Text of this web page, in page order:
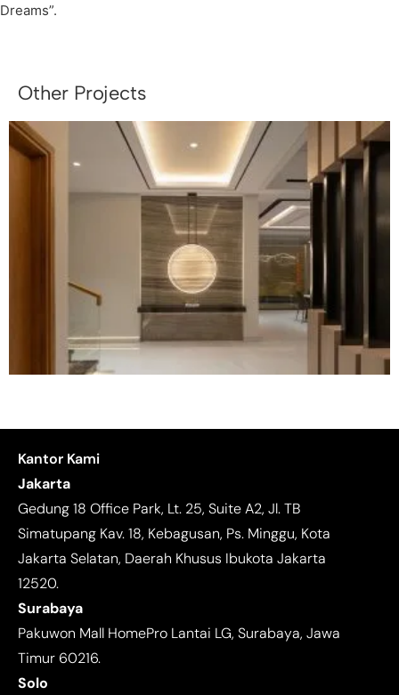
Dreams”.
Other Projects
Kantor Kami
Jakarta
Gedung 18 Office Park, Lt. 25, Suite A2, Jl. TB
Simatupang Kav. 18, Kebagusan, Ps. Minggu, Kota
Jakarta Selatan, Daerah Khusus Ibukota Jakarta
12520.
Surabaya
Pakuwon Mall HomePro Lantai LG, Surabaya, Jawa
Timur 60216.
Solo